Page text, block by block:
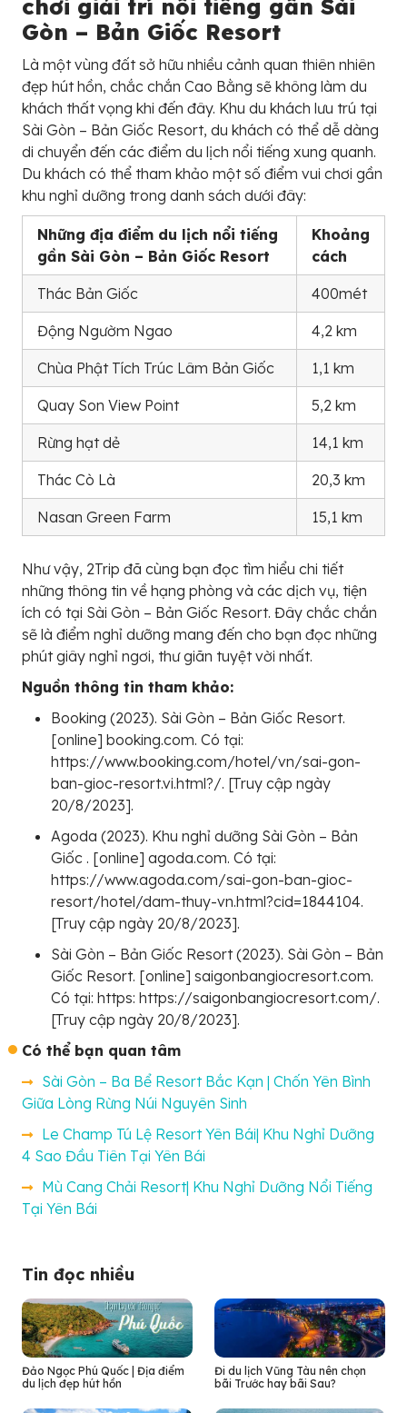
chơi giải trí nổi tiếng gần Sài
Gòn – Bản Giốc Resort
Là một vùng đất sở hữu nhiều cảnh quan thiên nhiên
đẹp hút hồn, chắc chắn Cao Bằng sẽ không làm du
khách thất vọng khi đến đây. Khu du khách lưu trú tại
Sài Gòn – Bản Giốc Resort, du khách có thể dễ dàng
di chuyển đến các điểm du lịch nổi tiếng xung quanh.
Du khách có thể tham khảo một số điểm vui chơi gần
khu nghỉ dưỡng trong danh sách dưới đây:
Những địa điểm du lịch nổi tiếng
gần Sài Gòn – Bản Giốc Resort
Khoảng
cách
Thác Bản Giốc 400mét
Động Ngườm Ngao 4,2 km
Chùa Phật Tích Trúc Lâm Bản Giốc 1,1 km
Quay Son View Point 5,2 km
Rừng hạt dẻ 14,1 km
Thác Cò Là 20,3 km
Nasan Green Farm 15,1 km
Như vậy, 2Trip đã cùng bạn đọc tìm hiểu chi tiết
những thông tin về hạng phòng và các dịch vụ, tiện
ích có tại Sài Gòn – Bản Giốc Resort. Đây chắc chắn
sẽ là điểm nghỉ dưỡng mang đến cho bạn đọc những
phút giây nghỉ ngơi, thư giãn tuyệt vời nhất.
Nguồn thông tin tham khảo:
Booking (2023). Sài Gòn – Bản Giốc Resort.
[online] booking.com. Có tại:
https://www.booking.com/hotel/vn/sai-gon-
ban-gioc-resort.vi.html?/. [Truy cập ngày
20/8/2023].
Agoda (2023). Khu nghỉ dưỡng Sài Gòn – Bản
Giốc . [online] agoda.com. Có tại:
https://www.agoda.com/sai-gon-ban-gioc-
resort/hotel/dam-thuy-vn.html?cid=1844104.
[Truy cập ngày 20/8/2023].
Sài Gòn – Bản Giốc Resort (2023). Sài Gòn – Bản
Giốc Resort. [online] saigonbangiocresort.com.
Có tại: https: https://saigonbangiocresort.com/.
[Truy cập ngày 20/8/2023].
Có thể bạn quan tâm
Sài Gòn – Ba Bể Resort Bắc Kạn | Chốn Yên Bình
Giữa Lòng Rừng Núi Nguyên Sinh
Le Champ Tú Lệ Resort Yên Bái| Khu Nghỉ Dưỡng
4 Sao Đầu Tiên Tại Yên Bái
Mù Cang Chải Resort| Khu Nghỉ Dưỡng Nổi Tiếng
Tại Yên Bái
Tin đọc nhiều
Đảo Ngọc Phú Quốc | Địa điểm
du lịch đẹp hút hồn
Đi du lịch Vũng Tàu nên chọn
bãi Trước hay bãi Sau?